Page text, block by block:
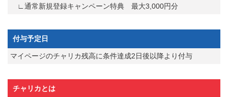
∟通常新規登録キャンペーン特典 最大3,000円分
付与予定日
マイページのチャリカ残高に条件達成2日後以降より付与
チャリカとは